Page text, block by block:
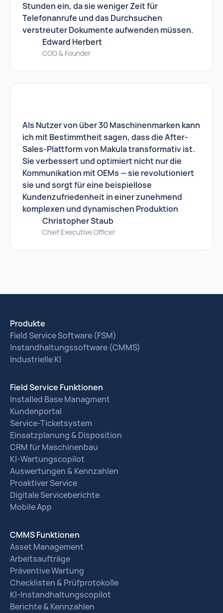
Stunden ein, da sie weniger Zeit für
Telefonanrufe und das Durchsuchen
verstreuter Dokumente aufwenden müssen.
Edward Herbert
COO & Founder
Als Nutzer von über 30 Maschinenmarken kann
ich mit Bestimmtheit sagen, dass die After-
Sales-Plattform von Makula transformativ ist.
Sie verbessert und optimiert nicht nur die
Kommunikation mit OEMs — sie revolutioniert
sie und sorgt für eine beispiellose
Kundenzufriedenheit in einer zunehmend
komplexen und dynamischen Produktion
Christopher Staub
Chief Executive Officer
Produkte
Field Service Software (FSM)
Instandhaltungssoftware (CMMS)
Industrielle KI
Field Service Funktionen
Installed Base Managment
Kundenportal
Service-Ticketsystem
Einsatzplanung & Disposition
CRM für Maschinenbau
KI-Wartungscopilot
Auswertungen & Kennzahlen
Proaktiver Service
Digitale Serviceberichte
Mobile App
CMMS Funktionen
Asset Management
Arbeitsaufträge
Präventive Wartung
Checklisten & Prüfprotokolle
KI-Instandhaltungscopilot
Berichte & Kennzahlen